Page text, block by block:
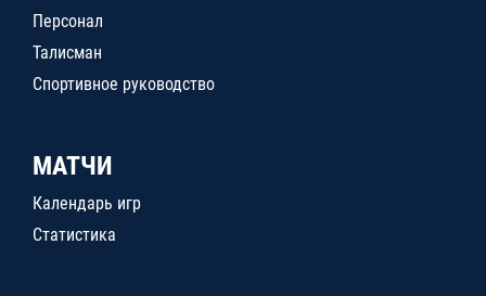
Персонал
Талисман
Спортивное руководство
МАТЧИ
Календарь игр
Статистика